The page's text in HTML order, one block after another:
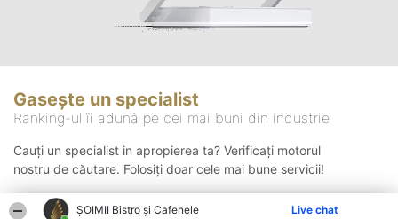
ȘOIMII Bistro și Cafenele Live chat
Gasește un specialist
Ranking-ul îi adună pe cei mai buni din industrie
Cauți un specialist in apropierea ta? Verificați motorul
nostru de căutare. Folosiți doar cele mai bune servicii!